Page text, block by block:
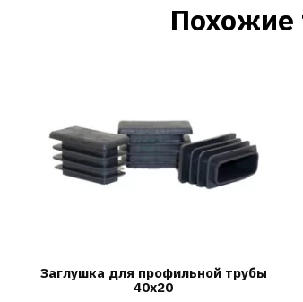
Похожие
Заглушка для профильной трубы
40х20